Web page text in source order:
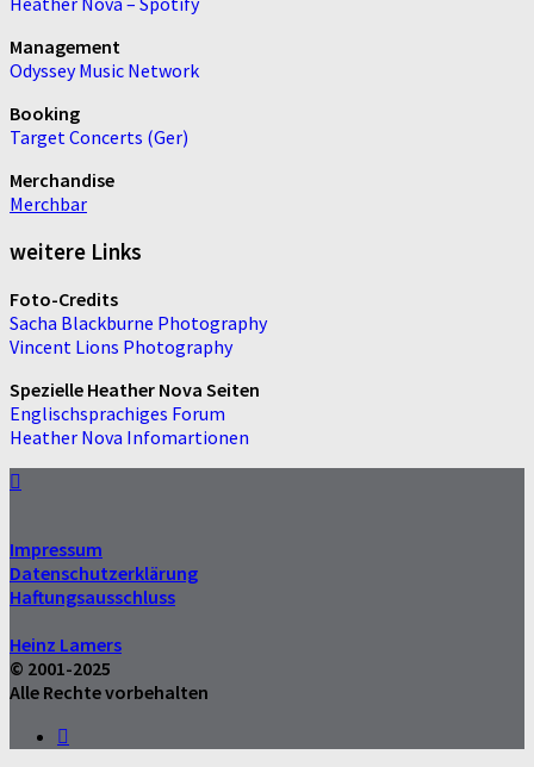
Management
Odyssey Music Network
Booking
Target Concerts (Ger)
Merchandise
Merchbar
weitere Links
Foto-Credits
Sacha Blackburne Photography
Vincent Lions Photography
Spezielle Heather Nova Seiten
Englischsprachiges Forum
Heather Nova Infomartionen
Impressum
Datenschutzerklärung
Haftungsausschluss
Heinz Lamers
© 2001-2025
Alle Rechte vorbehalten